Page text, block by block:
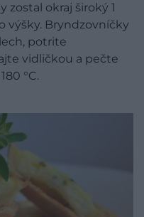
okraj široký 1
výšky. Bryndzovníčky
potrite
vidličkou a pečte
°C.